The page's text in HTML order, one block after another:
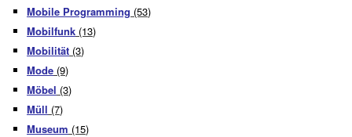
Mobile Programming (53)
Mobilfunk (13)
Mobilität (3)
Mode (9)
Möbel (3)
Müll (7)
Museum (15)